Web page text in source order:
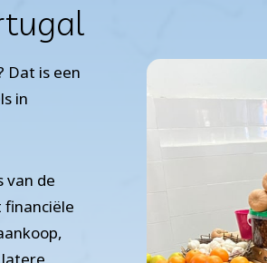
Dat is een
in
van de
financiële